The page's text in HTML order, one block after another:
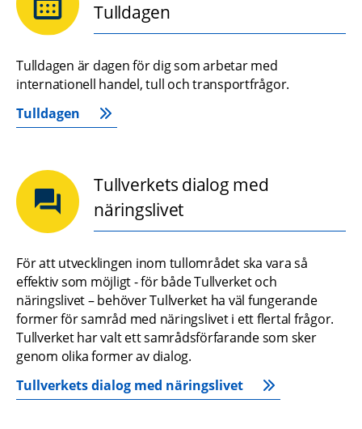
Tulldagen
Tulldagen är dagen för dig som arbetar med
internationell handel, tull och transportfrågor.
Tulldagen
Tullverkets dialog med
näringslivet
För att utvecklingen inom tullområdet ska vara så
effektiv som möjligt - för både Tullverket och
näringslivet – behöver Tullverket ha väl fungerande
former för samråd med näringslivet i ett flertal frågor.
Tullverket har valt ett samrådsförfarande som sker
genom olika former av dialog.
Tullverkets dialog med näringslivet